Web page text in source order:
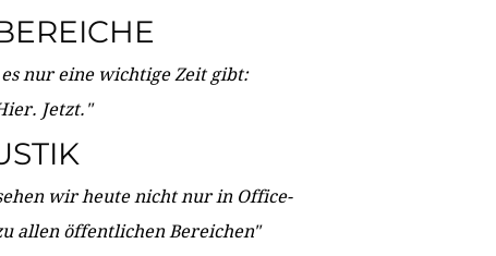
nur eine wichtige Zeit gibt:
Jetzt."
wir heute nicht nur in Office-
allen öffentlichen Bereichen"